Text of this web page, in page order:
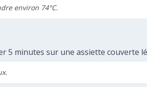
environ 74°C.
5 minutes sur une assiette couverte